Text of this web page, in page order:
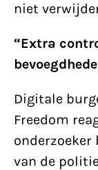
niet
“Extra
Digitale
Freedom
onderzoeker
van de